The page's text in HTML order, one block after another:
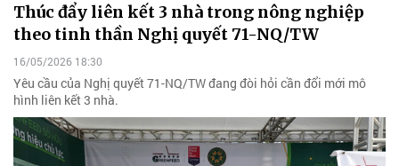
Thúc đẩy liên kết 3 nhà trong nông nghiệp
theo tinh thần Nghị quyết 71-NQ/TW
16/05/2026 18:30
Yêu cầu của Nghị quyết 71-NQ/TW đang đòi hỏi cần đổi mới mô
hình liên kết 3 nhà.